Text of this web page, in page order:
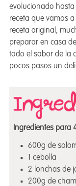
evolucionado hasta
receta que vamos
receta original,
preparar en casa
todo el sabor de la
pocos pasos un
Ingredientes para
600g de
1 cebolla
2 lonchas de
200g de